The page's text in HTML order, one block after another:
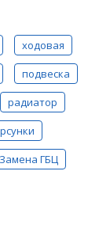
ходовая
подвеска
радиатор
Замена ГБЦ